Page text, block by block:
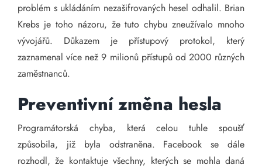
problém s ukládáním nezašifrovaných hesel odhalil. Brian
Krebs je toho názoru, že tuto chybu zneužívalo mnoho
vývojářů. Důkazem je přístupový protokol, který
zaznamenal více než 9 milionů přístupů od 2000 různých
zaměstnanců.
Preventivní změna hesla
Programátorská chyba, která celou tuhle spoušť
způsobila, již byla odstraněna. Facebook se dále
rozhodl, že kontaktuje všechny, kterých se mohla daná